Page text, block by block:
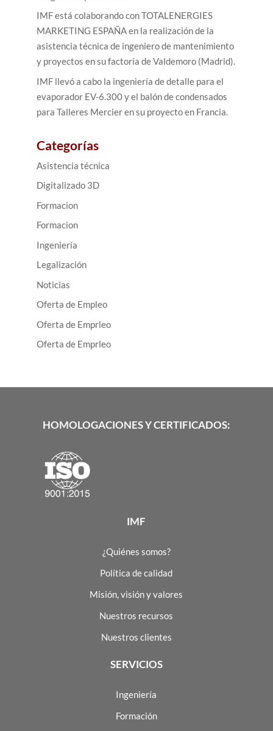
IMF está colaborando con TOTALENERGIES
MARKETING ESPAÑA en la realización de la
asistencia técnica de ingeniero de mantenimiento
y proyectos en su factoría de Valdemoro (Madrid).
IMF llevó a cabo la ingeniería de detalle para el
evaporador EV-6.300 y el balón de condensados
para Talleres Mercier en su proyecto en Francia.
Categorías
Asistencia técnica
Digitalizado 3D
Formacion
Formacion
Ingeniería
Legalización
Noticias
Oferta de Empleo
Oferta de Emprleo
Oferta de Emprleo
HOMOLOGACIONES Y CERTIFICADOS:
IMF
¿Quiénes somos?
Política de calidad
Misión, visión y valores
Nuestros recursos
Nuestros clientes
SERVICIOS
Ingeniería
Formación